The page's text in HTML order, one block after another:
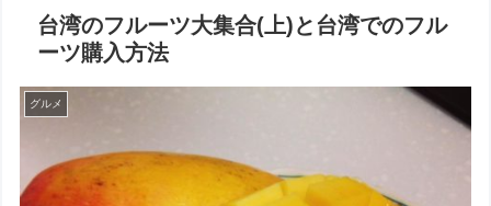
台湾のフルーツ大集合(上)と台湾でのフル
ーツ購入方法
グルメ